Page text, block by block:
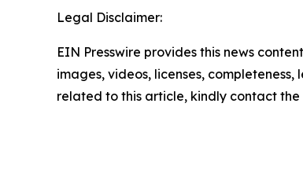
Legal Disclaimer:
EIN Presswire provides this news
images, videos, licenses,
related to this article, kindly contact